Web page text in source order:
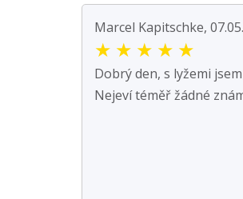
Marcel Kapitschke,
★ ★ ★ ★ ★
Dobrý den, s lyžemi
Nejeví téměř žádné